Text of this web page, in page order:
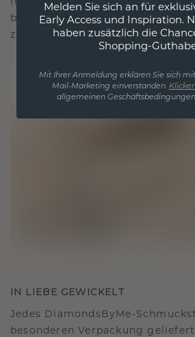
bestimmt ist, für immer
zu werden.
IN LIEBE GEWICKELT
Jedes DiamondsByMe-
besonderen Verpackung
Melden Sie sich an für
Early Access und Inspiration.
haben zusätzlich die
Shopping-
Mit Ihrer Anmeldung erklären Sie sich
Mail-Marketing einverstanden.
allgemeinen